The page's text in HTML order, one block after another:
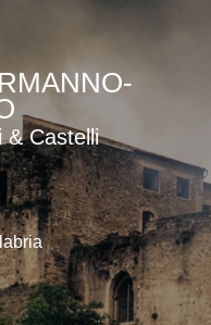
& Castelli